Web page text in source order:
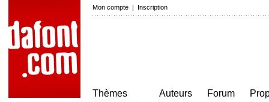
Mon compte | Inscription
Thèmes
Auteurs
Forum